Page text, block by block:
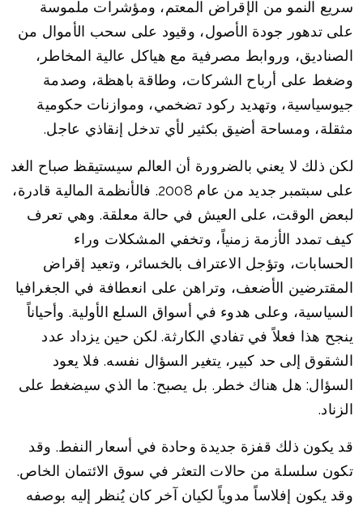
سريع النمو من الإقراض المعتم، ومؤشرات ملموسة
على تدهور جودة الأصول، وقيود على سحب الأموال من
الصناديق، وروابط مصرفية مع هياكل عالية المخاطر،
وضغط على أرباح الشركات، وطاقة باهظة، وصدمة
جيوسياسية، وتهديد ركود تضخمي، وموازنات حكومية
مثقلة، ومساحة أضيق بكثير لأي تدخل إنقاذي عاجل.
لكن ذلك لا يعني بالضرورة أن العالم سيستيقظ صباح الغد
على سبتمبر جديد من عام 2008. فالأنظمة المالية قادرة،
لبعض الوقت، على العيش في حالة معلقة. وهي تعرف
كيف تمدد الأزمة زمنياً، وتخفي المشكلات وراء
الحسابات، وتؤجل الاعتراف بالخسائر، وتعيد إقراض
المقترضين الأضعف، وتراهن على انعطافة في الجغرافيا
السياسية، وعلى هدوء في أسواق السلع الأولية. وأحياناً
ينجح هذا فعلاً في تفادي الكارثة. لكن حين يزداد عدد
الشقوق إلى حد كبير، يتغير السؤال نفسه. فلا يعود
السؤال: هل هناك خطر. بل يصبح: ما الذي سيضغط على
الزناد.
قد يكون ذلك قفزة جديدة وحادة في أسعار النفط. وقد
تكون سلسلة من حالات التعثر في سوق الائتمان الخاص.
وقد يكون إفلاساً مدوياً لكيان آخر كان يُنظر إليه بوصفه